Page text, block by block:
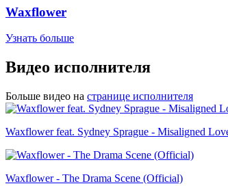
Waxflower
Узнать больше
Видео исполнителя
Больше видео на странице исполнителя
Waxflower feat. Sydney Sprague - Misaligned
Waxflower - The Drama Scene (Official)